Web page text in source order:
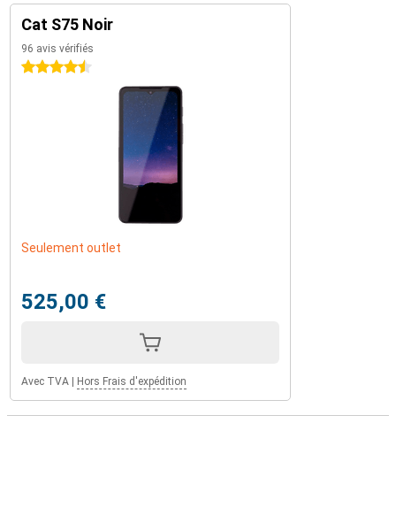
Cat S75 Noir
96 avis vérifiés
4.5 étoiles
Seulement outlet
525,00 €
Avec TVA Hors Frais d'expédition